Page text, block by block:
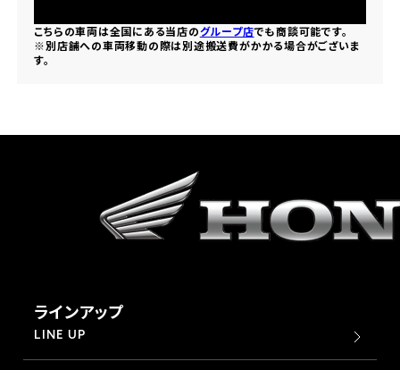
こちらの車両は全国にある当店のグループ店でも商談可能です。
※別店舗への車両移動の際は別途搬送費がかかる場合がございま
す。
ラインアップ
LINE UP
ホンダドリーム 水戸北